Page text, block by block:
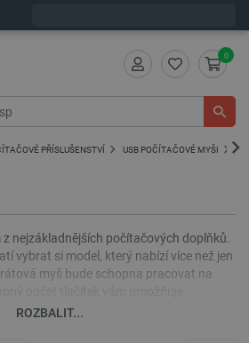
0
PŘÍSLUŠENSTVÍ USB POČÍTAČOVÉ MYŠI
nejzákladnějších počítačových doplňků.
vybrat si model, který nabízí více než jen
myš bude schopna pracovat na
potřebám. Kabelové myši by také
ROZBALIT...